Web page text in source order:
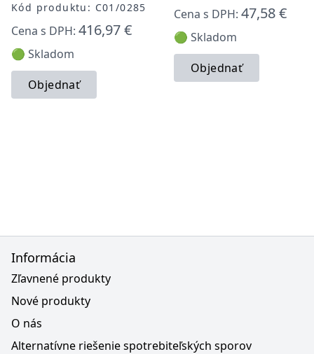
Kód produktu: C01/0285
Cena s DPH: 416,97 €
🟢 Skladom
Objednať
Cena s DPH: 47,58 €
🟢 Skladom
Objednať
Informácia
Zľavnené produkty
Nové produkty
O nás
Alternatívne riešenie spotrebiteľských sporov